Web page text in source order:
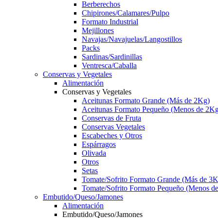
Berberechos
Chipirones/Calamares/Pulpo
Formato Industrial
Mejillones
Navajas/Navajuelas/Langostillos
Packs
Sardinas/Sardinillas
Ventresca/Caballa
Conservas y Vegetales
Alimentación
Conservas y Vegetales
Aceitunas Formato Grande (Más de 2Kg)
Aceitunas Formato Pequeño (Menos de
Conservas de Fruta
Conservas Vegetales
Escabeches y Otros
Espárragos
Olivada
Otros
Setas
Tomate/Sofrito Formato Grande (Más de
Tomate/Sofrito Formato Pequeño (Menos
Embutido/Queso/Jamones
Alimentación
Embutido/Queso/Jamones